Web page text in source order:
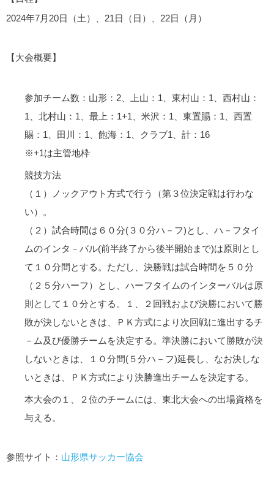
2024年7月20日（土）、21日（日）、22日（月）
【大会概要】
参加チーム数：山形：2、上山：1、東村山：1、西村山：
1、北村山：1、最上：1+1、米沢：1、東置賜：1、西置
賜：1、田川：1、飽海：1、クラブ1、計：16
※+1は主管地枠
競技方法
（１）ノックアウト方式で行う（第３位決定戦は行わな
い）。
（２）試合時間は６０分(３０分ハ－フ)とし、ハ－フタイ
ムのインタ－バル(前半終了から後半開始まで)は原則とし
て１０分間とする。ただし、決勝戦は試合時間を５０分
（２５分ハーフ）とし、ハーフタイムのインターバルは原
則として１０分とする。１、２回戦および決勝において勝
敗が決しないときは、ＰＫ方式により次回戦に進出するチ
－ム及び優勝チームを決定する。準決勝において勝敗が決
しないときは、１０分間(５分ハ－フ)延長し、なお決しな
いときは、ＰＫ方式により決勝進出チームを決定する。
本大会の１、２位のチームには、東北大会への出場資格を
与える。
参照サイト： 山形県サッカー協会